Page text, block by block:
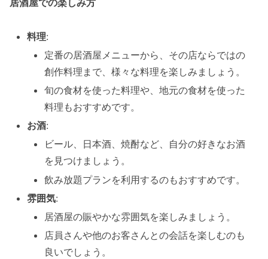
料理:
定番の居酒屋メニューから、その店ならではの
創作料理まで、様々な料理を楽しみましょう。
旬の食材を使った料理や、地元の食材を使った
料理もおすすめです。
お酒:
ビール、日本酒、焼酎など、自分の好きなお酒
を見つけましょう。
飲み放題プランを利用するのもおすすめです。
雰囲気:
居酒屋の賑やかな雰囲気を楽しみましょう。
店員さんや他のお客さんとの会話を楽しむのも
良いでしょう。